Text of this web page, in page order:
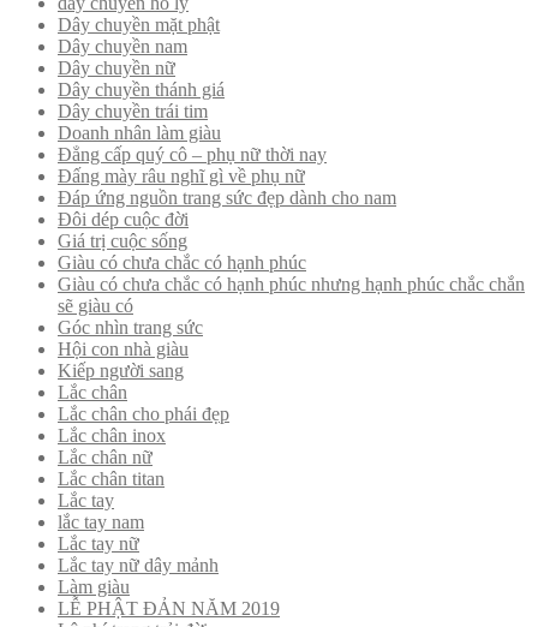
Dây chuyền mặt phật
Dây chuyền nam
Dây chuyền nữ
Dây chuyền thánh giá
Dây chuyền trái tim
Doanh nhân làm giàu
Đẳng cấp quý cô – phụ nữ thời nay
Đấng mày râu nghĩ gì về phụ nữ
Đáp ứng nguồn trang sức đẹp dành cho nam
Đôi dép cuộc đời
Giá trị cuộc sống
Giàu có chưa chắc có hạnh phúc
Giàu có chưa chắc có hạnh phúc nhưng hạnh phúc chắc chắn
sẽ giàu có
Góc nhìn trang sức
Hội con nhà giàu
Kiếp người sang
Lắc chân
Lắc chân cho phái đẹp
Lắc chân inox
Lắc chân nữ
Lắc chân titan
Lắc tay
lắc tay nam
Lắc tay nữ
Lắc tay nữ dây mảnh
Làm giàu
LỄ PHẬT ĐẢN NĂM 2019